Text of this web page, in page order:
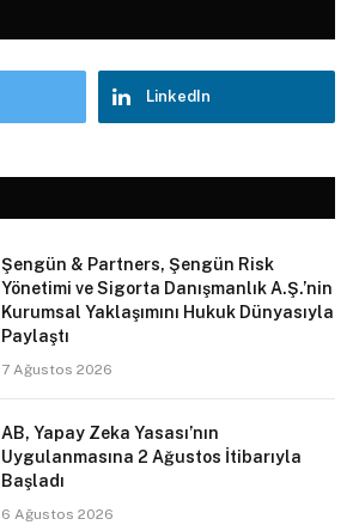
LinkedIn
Şengün & Partners, Şengün Risk
Yönetimi ve Sigorta Danışmanlık A.Ş.’nin
Kurumsal Yaklaşımını Hukuk Dünyasıyla
Paylaştı
7 Ağustos 2026
AB, Yapay Zeka Yasası’nın
Uygulanmasına 2 Ağustos İtibarıyla
Başladı
6 Ağustos 2026